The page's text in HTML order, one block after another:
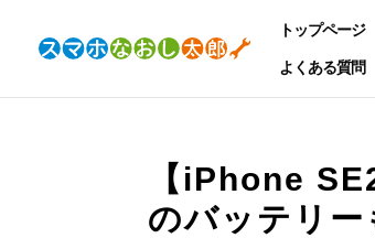
トップページ
よくある質問
【iPhone
のバッテリー